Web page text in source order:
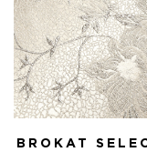
BROKAT